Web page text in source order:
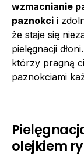
wzmacnianie
paznokci i
że staje się
pielęgnacji
którzy pragną
paznokciami
olejkiem